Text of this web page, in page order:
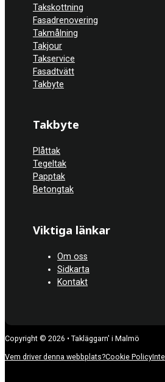
Takskottning
Fasadrenovering
Takmålning
Takjour
Takservice
Fasadtvätt
Takbyte
Takbyte
Plåttak
Tegeltak
Papptak
Betongtak
Viktiga länkar
Om oss
Sidkarta
Kontakt
Copyright © 2026 • Takläggarn' i Malmö
Vem driver denna webbplats?Cookie Policy